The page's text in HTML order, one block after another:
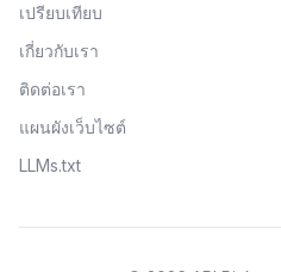
เปรียบเทียบ
เกี่ยวกับเรา
ติดต่อเรา
แผนผังเว็บไซต์
LLMs.txt